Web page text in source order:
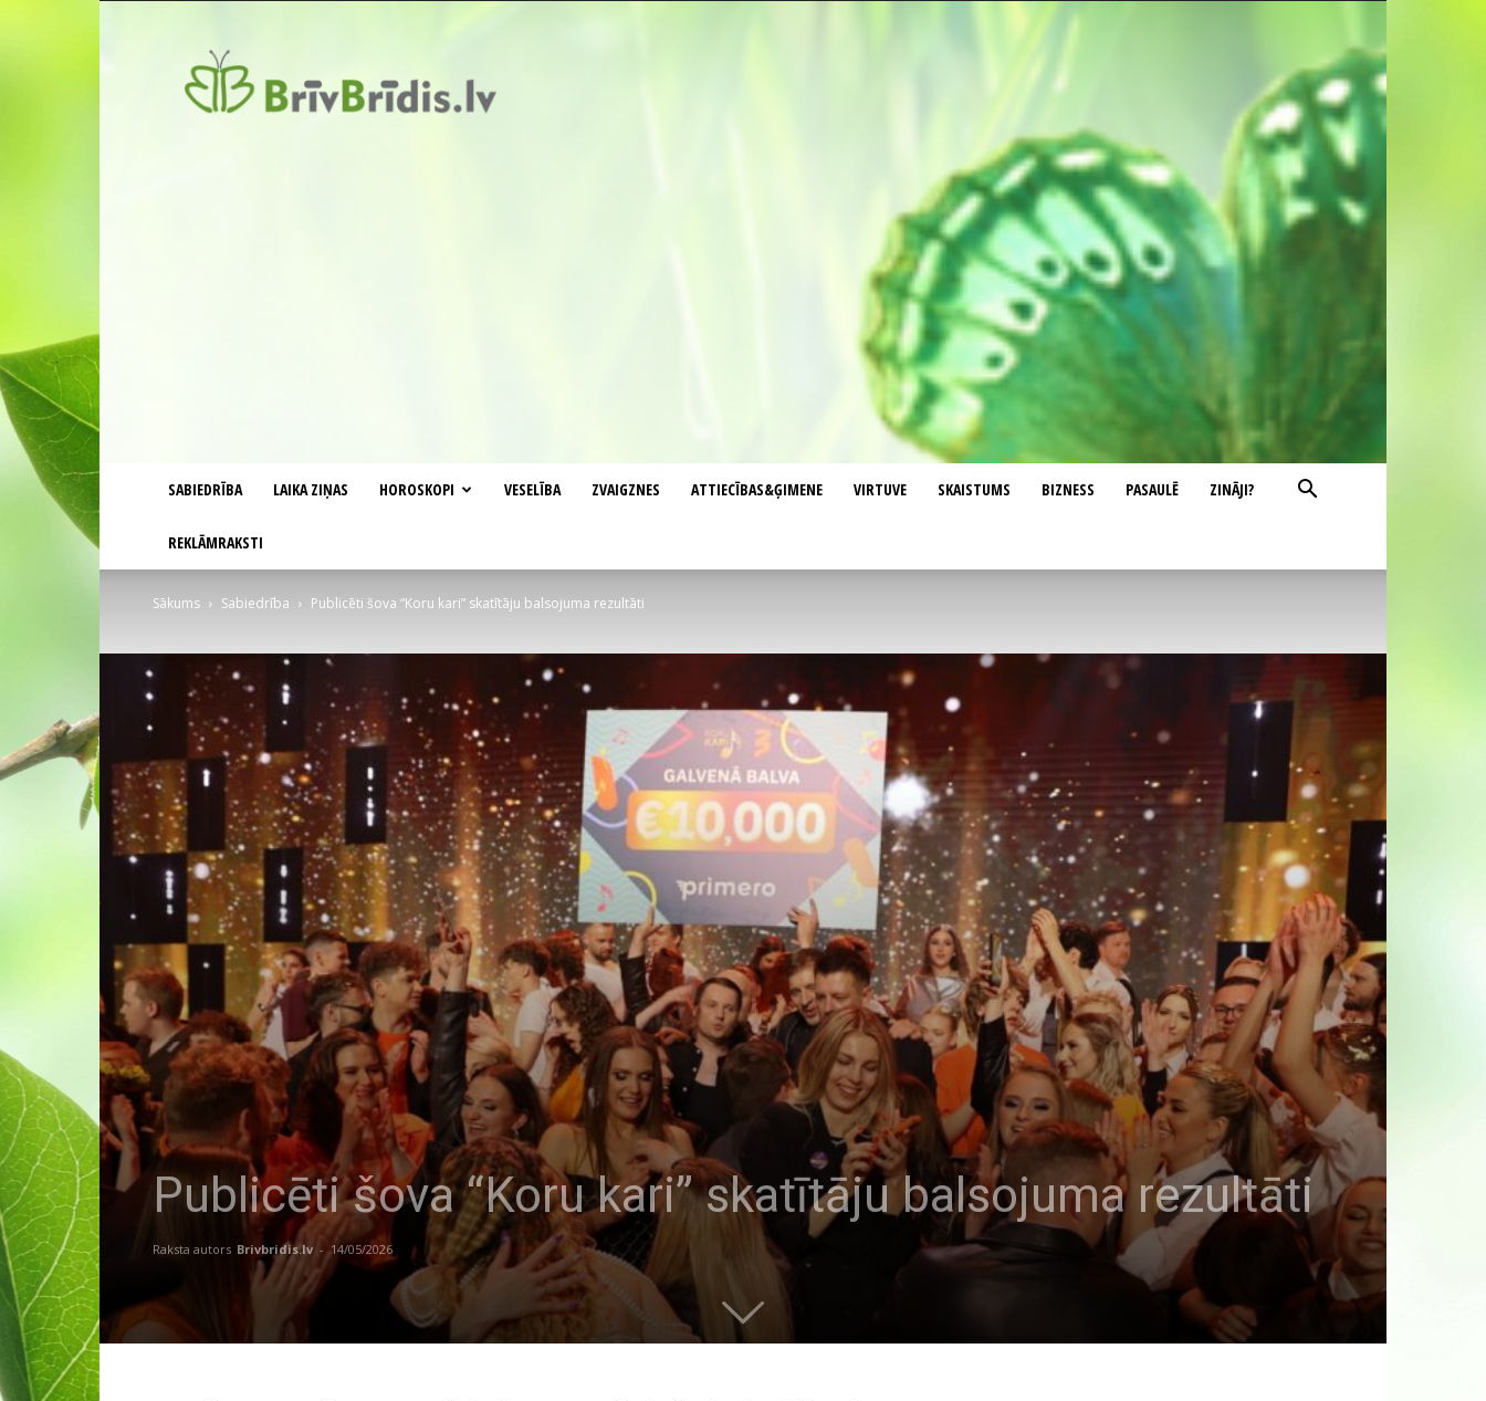
SABIEDRĪBA LAIKA ZIŅAS HOROSKOPI VESELĪBA ZVAIGZNES ATTIECĪBAS&ĢIMENE VIRTUVE SKAISTUMS BIZNESS PASAULĒ ZINĀJI?
REKLĀMRAKSTI
Sākums Sabiedrība Publicēti šova “Koru kari” skatītāju balsojuma rezultāti
Publicēti šova “Koru kari” skatītāju balsojuma rezultāti
Raksta autors Brivbridis.lv - 14/05/2026